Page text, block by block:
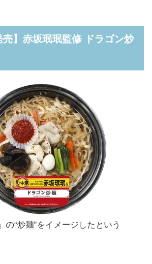
売】赤坂珉珉監修 ドラゴン炒
の“炒麺”をイメージしたという